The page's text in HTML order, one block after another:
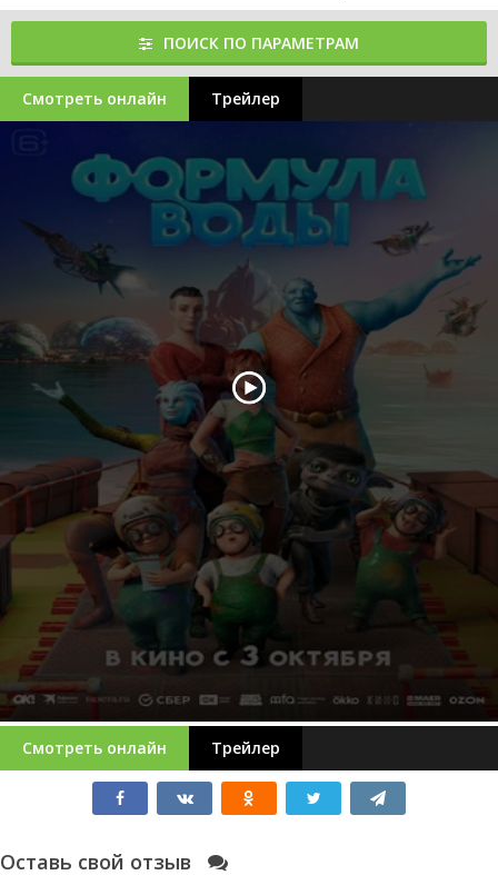
ПОИСК ПО ПАРАМЕТРАМ
Смотреть онлайн Трейлер
Смотреть онлайн Трейлер
Оставь свой отзыв